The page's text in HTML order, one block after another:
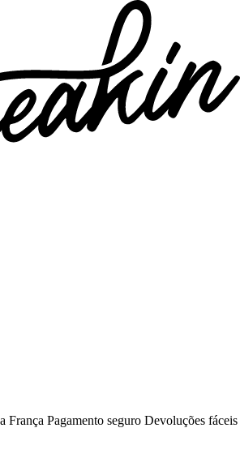
França Pagamento seguro Devoluções fáceis